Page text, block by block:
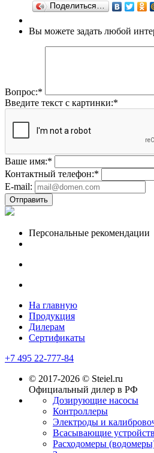
Поделиться…
Вы можете задать любой
Вопрос:*
Введите текст с картинки:*
Ваше имя:*
Контактный телефон:*
E-mail:
Отправить
Персональные рекомендации
На главную
Продукция
Дилерам
Сертификаты
+7 495 22-777-84
© 2017-2026 © Steiel.ru
Официальный дилер в РФ
Дозирующие насосы
Контроллеры
Электроды и
Всасывающие
Расходомеры